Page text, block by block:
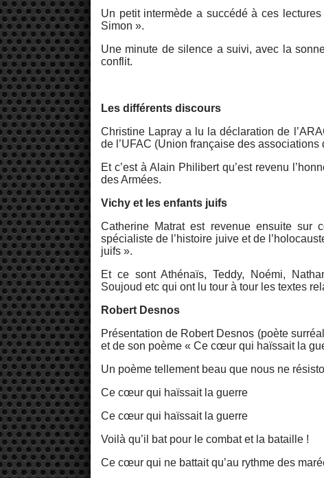
Un petit intermède a succédé à ces
Simon ».
Une minute de silence a suivi, avec la
conflit.
Les différents discours
Christine Lapray a lu la déclaration de
de l’UFAC (Union française des
Et c’est à Alain Philibert qu’est revenu
des Armées.
Vichy et les enfants juifs
Catherine Matrat est revenue ensuite sur
spécialiste de l’histoire juive et de
juifs ».
Et ce sont Athénaïs, Teddy, Noémi,
Soujoud etc qui ont lu tour à tour les textes
Robert Desnos
Présentation de Robert Desnos (poète
et de son poème « Ce cœur qui haïssait la
Un poème tellement beau que nous ne
Ce cœur qui haïssait la guerre
Ce cœur qui haïssait la guerre
Voilà qu’il bat pour le combat et la bataille !
Ce cœur qui ne battait qu’au rythme des